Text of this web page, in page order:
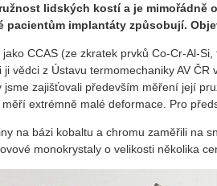
lidských kostí a je mimořádně
pacientům implantáty způsobují.
CCAS (ze zkratek prvků Co-Cr-Al-
vědci z Ústavu termomechaniky AV
zajišťovali především měření její
extrémně malé deformace. Pro
na bázi kobaltu a chromu zaměřili na
monokrystaly o velikosti několika